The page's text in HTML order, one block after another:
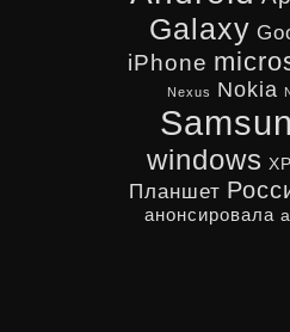
Galaxy
iPhone
Nexus Nokia
windows
Планшет
анонсировала